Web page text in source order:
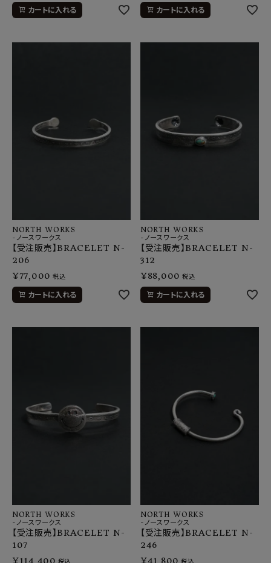
カートに入れる カートに入れる
NORTH WORKS
-ノースワークス
【受注販売】BRACELET N-
206
¥77,000 税込
カートに入れる
NORTH WORKS
-ノースワークス
【受注販売】BRACELET N-
312
¥88,000 税込
カートに入れる
NORTH WORKS
-ノースワークス
【受注販売】BRACELET N-
107
¥114,400 税込
NORTH WORKS
-ノースワークス
【受注販売】BRACELET N-
246
¥41,800 税込